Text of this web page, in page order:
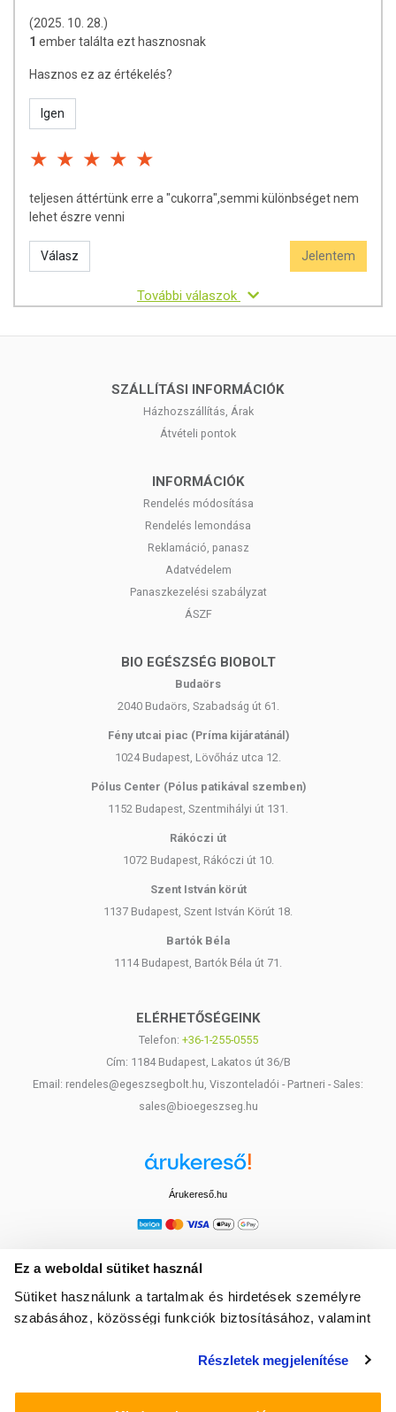
Ez a weboldal sütiket használ
Sütiket használunk a tartalmak és hirdetések személyre
szabásához, közösségi funkciók biztosításához, valamint
média-, hirdető- és elemező partnereinkkel megosztjuk az
Részletek megjelenítése
(2025. 10. 28.)
1 ember találta ezt hasznosnak
Hasznos ez az értékelés?
Igen
teljesen áttértünk erre a "cukorra",semmi különbséget nem
lehet észre venni
Válasz Jelentem
További válaszok
SZÁLLÍTÁSI INFORMÁCIÓK
Házhozszállítás, Árak
Átvételi pontok
INFORMÁCIÓK
Rendelés módosítása
Rendelés lemondása
Reklamáció, panasz
Adatvédelem
Panaszkezelési szabályzat
ÁSZF
BIO EGÉSZSÉG BIOBOLT
Budaörs
2040 Budaörs, Szabadság út 61.
Fény utcai piac (Príma kijáratánál)
1024 Budapest, Lövőház utca 12.
Pólus Center (Pólus patikával szemben)
1152 Budapest, Szentmihályi út 131.
Rákóczi út
1072 Budapest, Rákóczi út 10.
Szent István körút
1137 Budapest, Szent István Körút 18.
Bartók Béla
1114 Budapest, Bartók Béla út 71.
ELÉRHETŐSÉGEINK
Telefon: +36-1-255-0555
Cím: 1184 Budapest, Lakatos út 36/B
Email: rendeles@egeszsegbolt.hu, Viszonteladói - Partneri - Sales:
sales@bioegeszseg.hu
Árukereső.hu